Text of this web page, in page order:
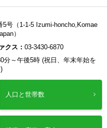
号（1-1-5 Izumi-honcho,Komae
）
クス： 03-3430-6870
分～午後5時 (祝日、年末年始を
人口と世帯数